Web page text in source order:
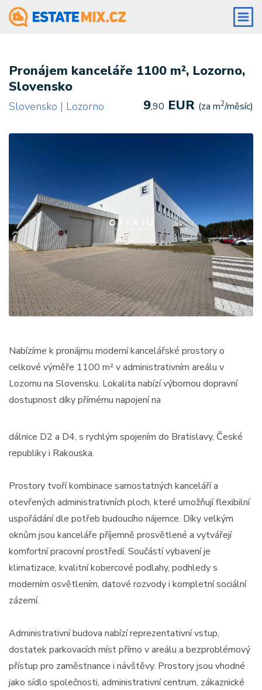
Pronájem kanceláře 1100 m², Lozorno,
Slovensko
Slovensko | Lozorno 9,90 EUR (za m2/měsíc)
Nabízíme k pronájmu moderní kancelářské prostory o
celkové výměře 1100 m² v administrativním areálu v
Lozornu na Slovensku. Lokalita nabízí výbornou dopravní
dostupnost díky přímému napojení na
dálnice D2 a D4, s rychlým spojením do Bratislavy, České
republiky i Rakouska.
Prostory tvoří kombinace samostatných kanceláří a
otevřených administrativních ploch, které umožňují flexibilní
uspořádání dle potřeb budoucího nájemce. Díky velkým
oknům jsou kanceláře příjemně prosvětlené a vytvářejí
komfortní pracovní prostředí. Součástí vybavení je
klimatizace, kvalitní kobercové podlahy, podhledy s
moderním osvětlením, datové rozvody i kompletní sociální
zázemí.
Administrativní budova nabízí reprezentativní vstup,
dostatek parkovacích míst přímo v areálu a bezproblémový
přístup pro zaměstnance i návštěvy. Prostory jsou vhodné
jako sídlo společnosti, administrativní centrum, zákaznické